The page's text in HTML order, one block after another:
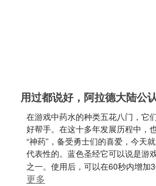
用过都说好，阿拉德大陆公
在游戏中药水的种类五花八门，它
好帮手。在这十多年发展历程中，
“神药”，备受勇士们的喜爱，今天
代表性的。蓝色圣经它可以说是游
之一。使用后，可以在60秒内增加
更多